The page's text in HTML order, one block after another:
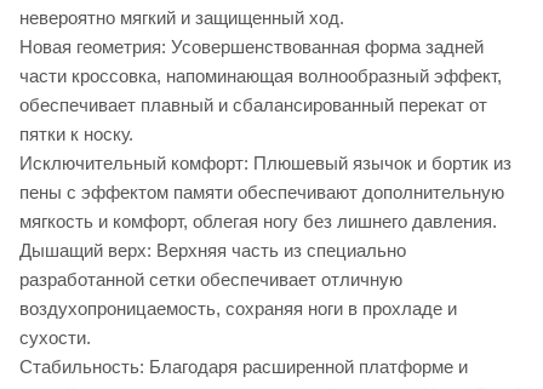
невероятно мягкий и защищенный ход.
Новая геометрия: Усовершенствованная форма задней
части кроссовка, напоминающая волнообразный эффект,
обеспечивает плавный и сбалансированный перекат от
пятки к носку.
Исключительный комфорт: Плюшевый язычок и бортик из
пены с эффектом памяти обеспечивают дополнительную
мягкость и комфорт, облегая ногу без лишнего давления.
Дышащий верх: Верхняя часть из специально
разработанной сетки обеспечивает отличную
воздухопроницаемость, сохраняя ноги в прохладе и
сухости.
Стабильность: Благодаря расширенной платформе и